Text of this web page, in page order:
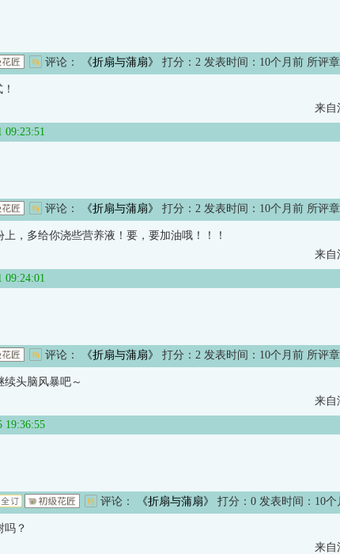
评论： 《折扇与蒲扇》 打分： 2发表时间：10个月前 所评章
来自
评论： 《折扇与蒲扇》 打分： 2发表时间：10个月前 所评章
，多给你浇些营养液！要，要加油哦！！！
来自
评论： 《折扇与蒲扇》 打分： 2发表时间：10个月前 所评章
头脑风暴吧～
来自
19:36:55
评论： 《折扇与蒲扇》 打分： 0发表时间：10个
吗？
来自